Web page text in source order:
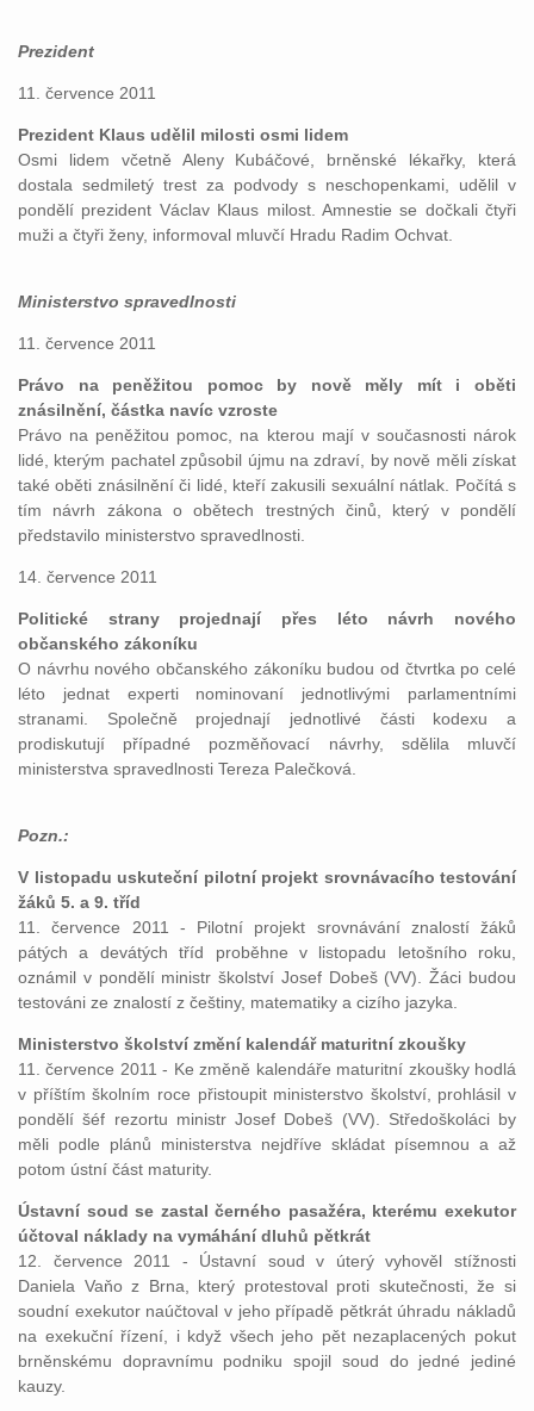
Prezident
11. července 2011
Prezident Klaus udělil milosti osmi lidem
Osmi lidem včetně Aleny Kubáčové, brněnské lékařky, která
dostala sedmiletý trest za podvody s neschopenkami, udělil v
pondělí prezident Václav Klaus milost. Amnestie se dočkali čtyři
muži a čtyři ženy, informoval mluvčí Hradu Radim Ochvat.
Ministerstvo spravedlnosti
11. července 2011
Právo na peněžitou pomoc by nově měly mít i oběti
znásilnění, částka navíc vzroste
Právo na peněžitou pomoc, na kterou mají v současnosti nárok
lidé, kterým pachatel způsobil újmu na zdraví, by nově měli získat
také oběti znásilnění či lidé, kteří zakusili sexuální nátlak. Počítá s
tím návrh zákona o obětech trestných činů, který v pondělí
představilo ministerstvo spravedlnosti.
14. července 2011
Politické strany projednají přes léto návrh nového
občanského zákoníku
O návrhu nového občanského zákoníku budou od čtvrtka po celé
léto jednat experti nominovaní jednotlivými parlamentními
stranami. Společně projednají jednotlivé části kodexu a
prodiskutují případné pozměňovací návrhy, sdělila mluvčí
ministerstva spravedlnosti Tereza Palečková.
Pozn.:
V listopadu uskuteční pilotní projekt srovnávacího testování
žáků 5. a 9. tříd
11. července 2011 - Pilotní projekt srovnávání znalostí žáků
pátých a devátých tříd proběhne v listopadu letošního roku,
oznámil v pondělí ministr školství Josef Dobeš (VV). Žáci budou
testováni ze znalostí z češtiny, matematiky a cizího jazyka.
Ministerstvo školství změní kalendář maturitní zkoušky
11. července 2011 - Ke změně kalendáře maturitní zkoušky hodlá
v příštím školním roce přistoupit ministerstvo školství, prohlásil v
pondělí šéf rezortu ministr Josef Dobeš (VV). Středoškoláci by
měli podle plánů ministerstva nejdříve skládat písemnou a až
potom ústní část maturity.
Ústavní soud se zastal černého pasažéra, kterému exekutor
účtoval náklady na vymáhání dluhů pětkrát
12. července 2011 - Ústavní soud v úterý vyhověl stížnosti
Daniela Vaňo z Brna, který protestoval proti skutečnosti, že si
soudní exekutor naúčtoval v jeho případě pětkrát úhradu nákladů
na exekuční řízení, i když všech jeho pět nezaplacených pokut
brněnskému dopravnímu podniku spojil soud do jedné jediné
kauzy.